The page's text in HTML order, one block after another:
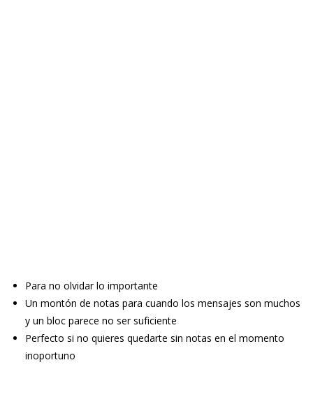
Para no olvidar lo importante
Un montón de notas para cuando los mensajes son muchos
y un bloc parece no ser suficiente
Perfecto si no quieres quedarte sin notas en el momento
inoportuno